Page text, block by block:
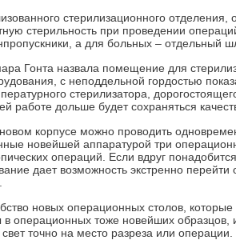
стерилизационного отделения,
стерильность при проведении
а для больных – отдельный
Гонта назвала помещение для
с неподдельной гордостью
стерилизатора,
работе дольше будет сохраняться
корпусе можно проводить
новейшей аппаратурой три
операций. Если вдруг
дает возможность экстренно перейти
новых операционных столов, которые
операционных тоже новейших образцов,
точно на место разреза или операции.